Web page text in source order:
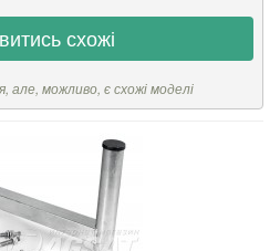
схожі
але, можливо, є схожі моделі